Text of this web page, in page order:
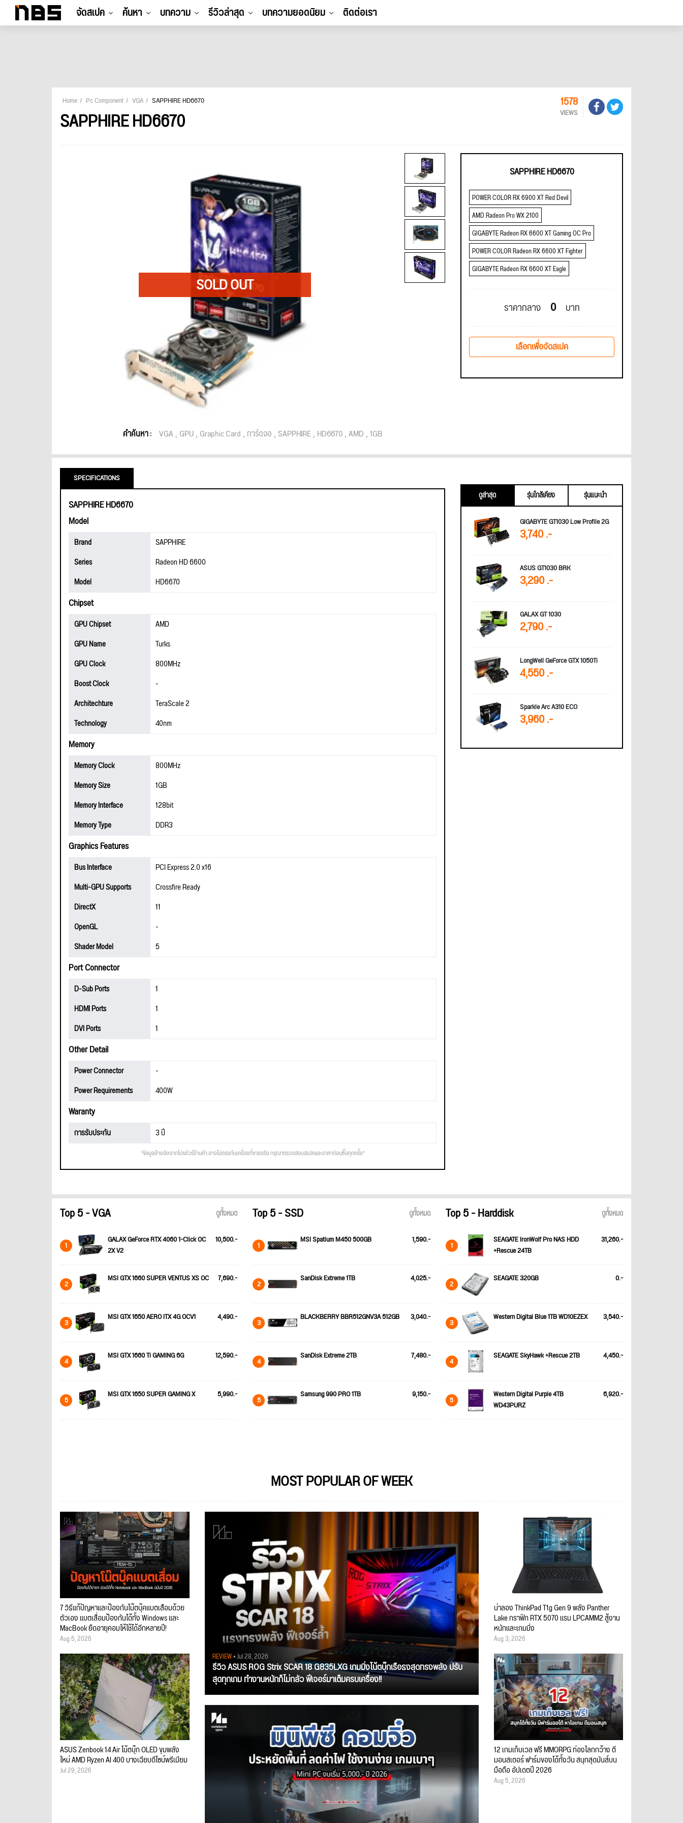
จัดสเปค ค้นหา บทความ รีวิวล่าสุด บทความยอดนิยม ติดต่อเรา
Home Pc Component VGA SAPPHIRE HD6670
SAPPHIRE HD6670
1578
VIEWS
คำค้นหา : VGA GPU Graphic Card การ์ดจอ SAPPHIRE HD6670 AMD 1GB
SAPPHIRE HD6670
POWER COLOR RX 6900 XT Red Devil
AMD Radeon Pro WX 2100
GIGABYTE Radeon RX 6600 XT Gaming OC Pro
POWER COLOR Radeon RX 6600 XT Fighter
GIGABYTE Radeon RX 6600 XT Eagle
ราคากลาง 0 บาท
เลือกเพื่อจัดสเปค
SPECIFICATIONS
SAPPHIRE HD6670
Model
Brand
SAPPHIRE
Series
Radeon HD 6600
Model
HD6670
Chipset
GPU Chipset
AMD
GPU Name
Turks
GPU Clock
800MHz
Boost Clock
-
Architechture
TeraScale 2
Technology
40nm
Memory
Memory Clock
800MHz
Memory Size
1GB
Memory Interface
128bit
Memory Type
DDR3
Graphics Features
Bus Interface
PCI Express 2.0 x16
Multi-GPU Supports
Crossfire Ready
DirectX
11
OpenGL
-
Shader Model
5
Port Connector
D-Sub Ports
1
HDMI Ports
1
DVI Ports
1
Other Detail
Power Connector
-
Power Requirements
400W
Waranty
การรับประกัน 3 ปี
*ข้อมูลอ้างอิงจากโปรชัวร์ร้านค้า อาจไม่ตรงกับเครื่องที่ขายจริง กรุณาตรวจสอบสเปคและราคาก่อนซื้อทุกครั้ง*
ดูล่าสุด รุ่นใกล้เคียง
รุ่นแนะนำ
GIGABYTE GT1030 Low Profile 2G
3,740 .-
ASUS GT1030 BRK
3,290 .-
GALAX GT 1030
2,790 .-
LongWell GeForce GTX 1050Ti
4,550 .-
Sparkle Arc A310 ECO
3,960 .-
Top 5 - VGA ดูทั้งหมด
1
GALAX GeForce RTX 4060 1-Click OC
2X V2
10,500.-
2 MSI GTX 1660 SUPER VENTUS XS OC 7,690.-
3 MSI GTX 1650 AERO ITX 4G OCV1 4,490.-
4 MSI GTX 1660 Ti GAMING 6G 12,590.-
5 MSI GTX 1650 SUPER GAMING X 5,990.-
Top 5 - SSD ดูทั้งหมด
1 MSI Spatium M450 500GB 1,590.-
2 SanDisk Extreme 1TB 4,025.-
3 BLACKBERRY BBR512GNV3A 512GB 3,040.-
4 SanDisk Extreme 2TB 7,480.-
5 Samsung 990 PRO 1TB 9,150.-
Top 5 - Harddisk ดูทั้งหมด
1
SEAGATE IronWolf Pro NAS HDD
+Rescue 24TB
31,260.-
2 SEAGATE 320GB 0.-
3 Western Digital Blue 1TB WD10EZEX 3,540.-
4 SEAGATE SkyHawk +Rescue 2TB 4,450.-
5
Western Digital Purple 4TB
WD43PURZ
6,920.-
MOST POPULAR OF WEEK
REVIEW• Jul 28, 2026
รีวิว ASUS ROG Strix SCAR 18 G835LXG เกมมิ่งโน้ตบุ๊กเรือธงสุดทรงพลัง ปรับ
สุดทุกเกม ทำงานหนักก็ไม่กลัว ฟีเจอร์มาเต็มครบเครื่อง!!
7 วิธีแก้ปัญหาและป้องกันโน๊ตบุ๊คแบตเสื่อมด้วย
ตัวเอง แบตเสื่อมป้องกันได้ทั้ง Windows และ
MacBook ยืดอายุคอมให้ใช้ได้อีกหลายปี!
Aug 5, 2026
ASUS Zenbook 14 Air โน้ตบุ๊ก OLED ขุมพลัง
ใหม่ AMD Ryzen AI 400 บางเฉียบดีไซน์พรีเมียม
Jul 29, 2026
น่าลอง ThinkPad T1g Gen 9 พลัง Panther
Lake กราฟิก RTX 5070 แรม LPCAMM2 สู้งาน
หนักและเกมมิ่ง
Aug 3, 2026
12 เกมเก็บเวล ฟรี MMORPG ท่องโลกกว้าง ตี
มอนสเตอร์ ฟาร์มของได้ทั้งวัน สนุกสุดมันส์บน
มือถือ อัปเดตปี 2026
Aug 5, 2026